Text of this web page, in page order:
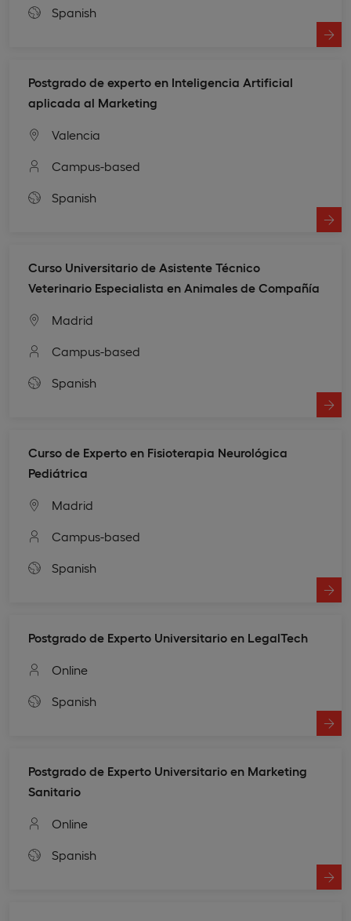
Spanish
Postgrado de experto en Inteligencia Artificial
aplicada al Marketing
Valencia
Campus-based
Spanish
Curso Universitario de Asistente Técnico
Veterinario Especialista en Animales de Compañía
Madrid
Campus-based
Spanish
Curso de Experto en Fisioterapia Neurológica
Pediátrica
Madrid
Campus-based
Spanish
Postgrado de Experto Universitario en LegalTech
Online
Spanish
Postgrado de Experto Universitario en Marketing
Sanitario
Online
Spanish